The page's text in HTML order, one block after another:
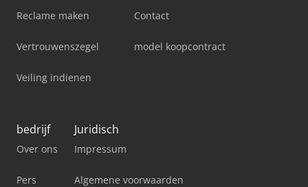
Reclame maken
Vertrouwenszegel
Veiling indienen
Contact
model koopcontract
bedrijf
Over ons
Pers
Juridisch
Impressum
Algemene voorwaarden